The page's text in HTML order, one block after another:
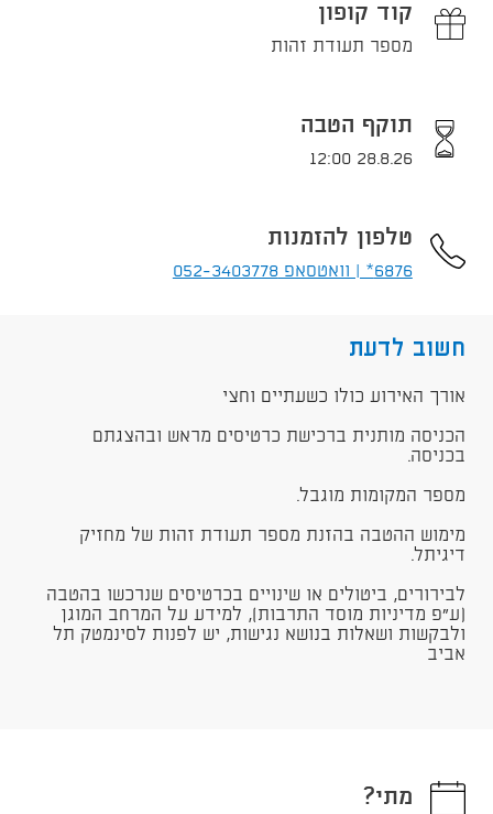
קוד קופון
מספר תעודת זהות
תוקף הטבה
28.8.26 12:00
טלפון להזמנות
6876* | וואטסאפ 052-3403778
חשוב לדעת
​אורך האירוע כולו כשעתיים וחצי
הכניסה מותנית ברכישת כרטיסים מראש ובהצגתם
בכניסה.
מספר המקומות מוגבל.
מימוש ההטבה בהזנת מספר תעודת זהות של מחזיק
דיגיתל.
לבירורים, ביטולים או שינויים בכרטיסים שנרכשו בהטבה
(ע"פ מדיניות מוסד התרבות), למידע על המרחב המוגן
ולבקשות ושאלות בנושא נגישות, יש לפנות לסינמטק תל
אביב
מתי?